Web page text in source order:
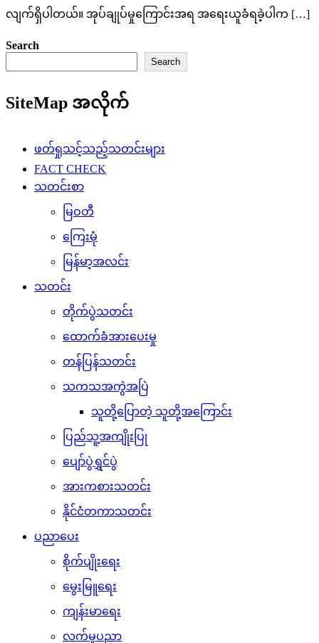
လျက်ရှိပါတယ်။ အုပ်ချုပ်မှုကြောင်းအရ အရေးယူခံရခဲ့ပါက […]
Search
Search
SiteMap အလိုက်
ဖတ်ရှုသင့်သည့်သတင်းများ
FACT CHECK
သတင်းစာ
မြဝတီ
ကြေးမုံ
မြန်မာ့အလင်း
သတင်း
တိုက်ပွဲသတင်း
ထောက်ခံအားပေးမှု
တန်ပြန်သတင်း
သကသအကွဲအပြဲ
သူတို့ပြောတဲ့ သူတို့အကြောင်း
ပြည်သူ့အကျိုးပြု
ပျော်ပွဲရွှင်ပွဲ
အားကစားသတင်း
နိုင်ငံတကာသတင်း
ပညာပေး
စိုက်ပျိုးရေး
မွေးမြူရေး
ကျန်းမာရေး
လက်မှုပညာ